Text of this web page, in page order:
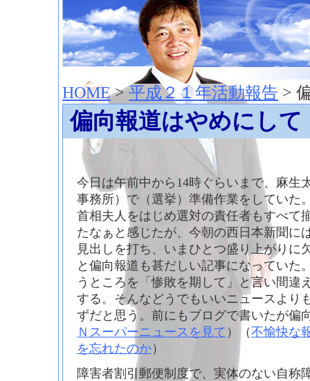
HOME>平成２１年活動報告 >
偏向報道はやめにして
今日は午前中から14時ぐらいまで、麻
事務所）で（選挙）準備作業をしていた
首相夫人をはじめ選対の責任者もすべて
たなぁと感じたが、今朝の西日本新聞
見出しを打ち、いまひとつ盛り上がりに
と偏向報道も甚だしい記事になっていた
うところを「惨敗を期して」と言い間違
する。そんなどうでもいいニュースより
ずだと思う。前にもブログで書いたが偏
Ｎスーパーニュースを見て ）（不愉快な
を忘れたのか）
障害者割引郵便制度で、実体のない自称